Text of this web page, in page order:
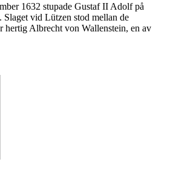
1632 stupade Gustaf II Adolf på
vid Lützen stod mellan de
hertig Albrecht von Wallenstein, en av